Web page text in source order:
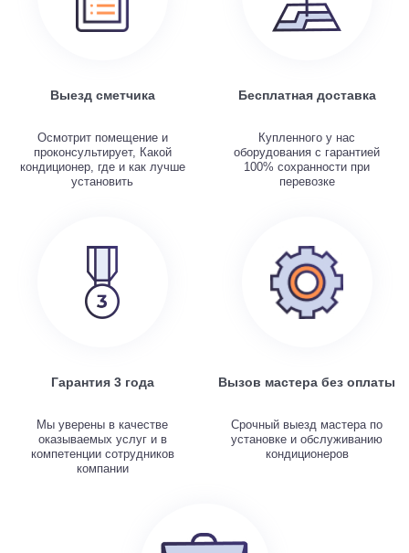
Выезд сметчика
Осмотрит помещение и
проконсультирует, Какой
кондиционер, где и как лучше
установить
Бесплатная доставка
Купленного у нас
оборудования с гарантией
100% сохранности при
перевозке
Гарантия 3 года
Мы уверены в качестве
оказываемых услуг и в
компетенции сотрудников
компании
Вызов мастера без оплаты
Срочный выезд мастера по
установке и обслуживанию
кондиционеров